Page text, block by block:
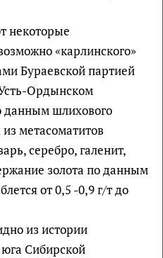
некоторые
«карлинского»
Бураевской партией
Ордынском
данным шлихового
метасоматитов
серебро, галенит,
золота по данным
от 0,5 -0,9 г/т до
из истории
Сибирской